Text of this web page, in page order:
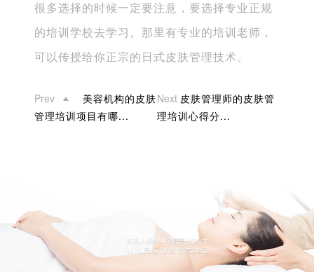
很多选择的时候一定要注意，要选择专业正规
的培训学校去学习。那里有专业的培训老师，
可以传授给你正宗的日式皮肤管理技术。
Prev
美容机构的皮肤
管理培训项目有哪...
Next 皮肤管理师的皮肤管
理培训心得分...